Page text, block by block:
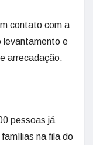
contato com a
levantamento e
arrecadação.
pessoas já
na fila do